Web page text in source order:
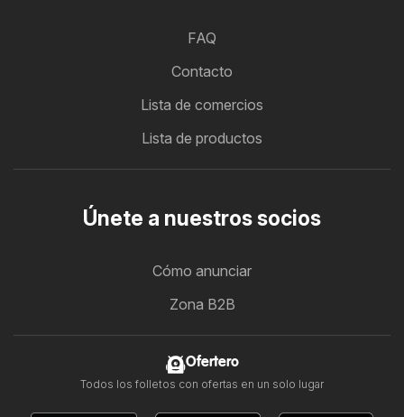
FAQ
Contacto
Lista de comercios
Lista de productos
Únete a nuestros socios
Cómo anunciar
Zona B2B
Ofertero
Todos los folletos con ofertas en un solo lugar